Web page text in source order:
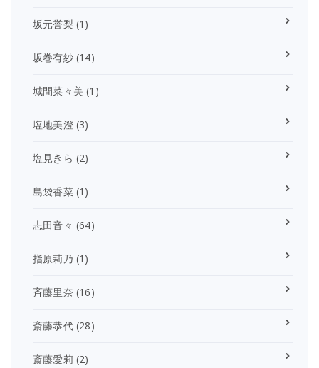
坂元誉梨 (1)
坂巻有紗(14)
城間菜々美 (1)
塩地美澄(3)
塩見きら (2)
島袋香菜(1)
志田音々 (64)
指原莉乃 (1)
斉藤里奈 (16)
斎藤恭代(28)
斎藤愛莉 (2)